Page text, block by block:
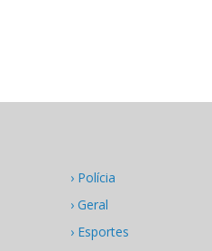
› Polícia
› Geral
› Esportes